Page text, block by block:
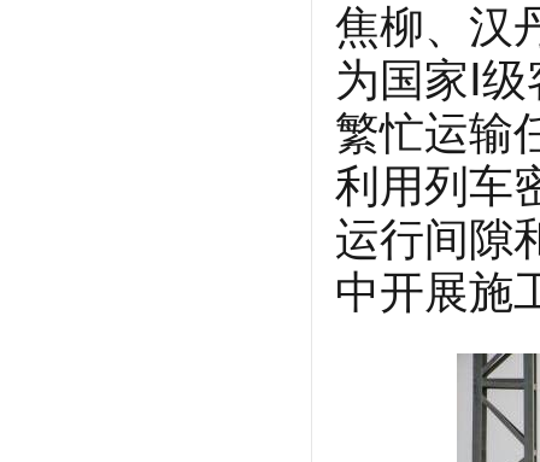
焦柳、汉
为国家Ⅰ
繁忙运输
利用列车
运行间隙
中开展施